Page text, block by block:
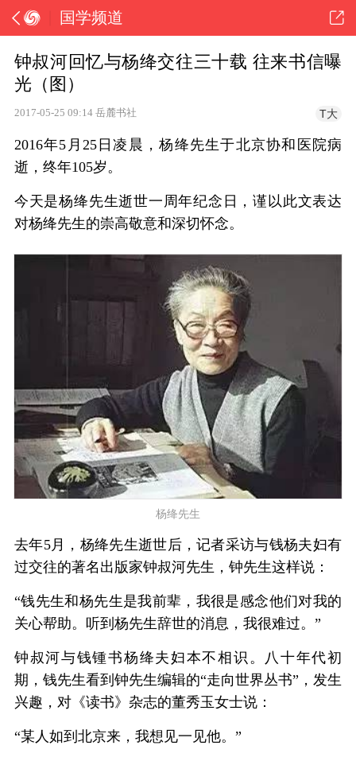
国学频道
钟叔河回忆与杨绛交往三十载 往来书信曝
光（图）
2017-05-25 09:14 岳麓书社 T大
2016年5月25日凌晨，杨绛先生于北京协和医院病
逝，终年105岁。
今天是杨绛先生逝世一周年纪念日，谨以此文表达
对杨绛先生的崇高敬意和深切怀念。
杨绛先生
去年5月，杨绛先生逝世后，记者采访与钱杨夫妇有
过交往的著名出版家钟叔河先生，钟先生这样说：
“钱先生和杨先生是我前辈，我很是感念他们对我的
关心帮助。听到杨先生辞世的消息，我很难过。”
钟叔河与钱锺书杨绛夫妇本不相识。八十年代初
期，钱先生看到钟先生编辑的“走向世界丛书”，发生
兴趣，对《读书》杂志的董秀玉女士说：
“某人如到北京来，我想见一见他。”